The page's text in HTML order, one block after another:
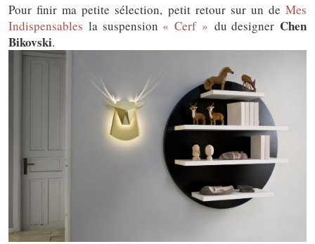
Pour finir ma petite sélection, petit retour sur un de Mes
Indispensables la suspension « Cerf » du designerChen
Bikovski.